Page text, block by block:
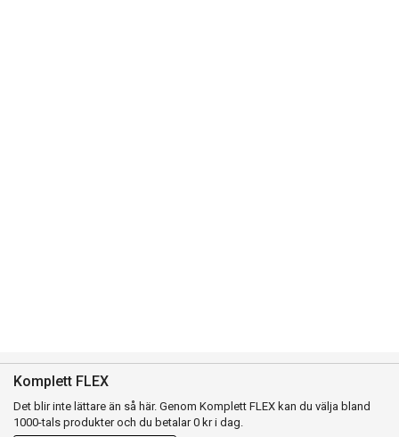
Komplett FLEX
Det blir inte lättare än så här. Genom Komplett FLEX kan du välja bland
1000-tals produkter och du betalar 0 kr i dag.